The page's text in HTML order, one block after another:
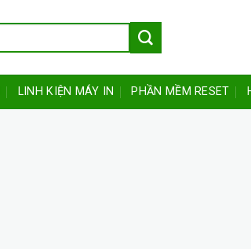
LINH KIỆN MÁY IN PHẦN MỀM RESET